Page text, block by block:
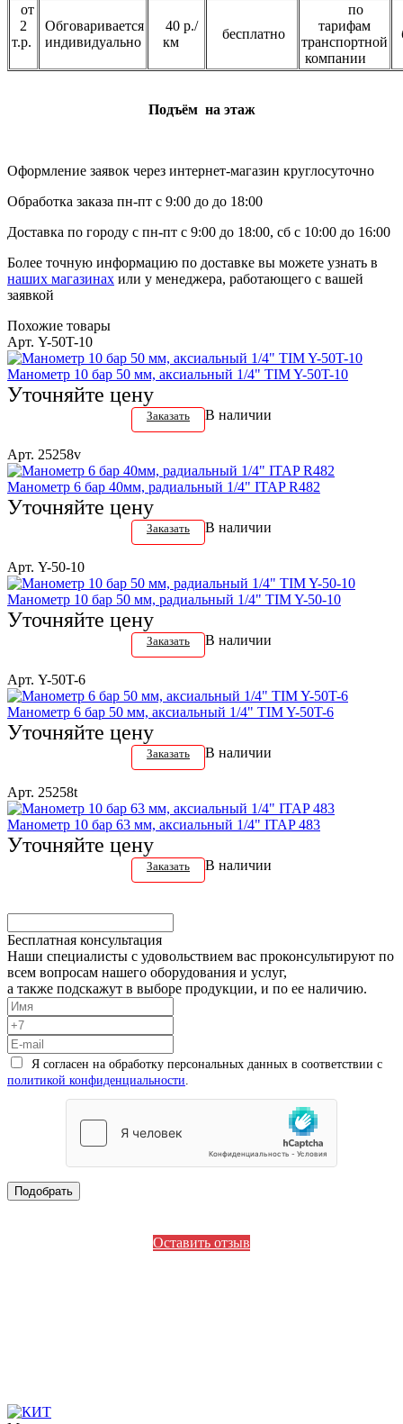
от
2
т.р.
Обговаривается
индивидуально
40 р./
км
бесплатно
по
тарифам
транспортной
компании
Подъём на этаж
Оформление заявок через интернет-магазин круглосуточно
Обработка заказа пн-пт с 9:00 до до 18:00
Доставка по городу с пн-пт с 9:00 до 18:00, сб с 10:00 до 16:00
Более точную информацию по доставке вы можете узнать в
наших магазинах или у менеджера, работающего с вашей
заявкой
Похожие товары
Арт. Y-50T-10
Манометр 10 бар 50 мм, аксиальный 1/4" TIM Y-50T-10
Уточняйте цену
Заказать В наличии
Арт. 25258v
Манометр 6 бар 40мм, радиальный 1/4" ITAP R482
Уточняйте цену
Заказать В наличии
Арт. Y-50-10
Манометр 10 бар 50 мм, радиальный 1/4" TIM Y-50-10
Уточняйте цену
Заказать В наличии
Арт. Y-50T-6
Манометр 6 бар 50 мм, аксиальный 1/4" TIM Y-50T-6
Уточняйте цену
Заказать В наличии
Арт. 25258t
Манометр 10 бар 63 мм, аксиальный 1/4" ITAP 483
Уточняйте цену
Заказать В наличии
Бесплатная консультация
Наши специалисты с удовольствием вас проконсультируют по
всем вопросам нашего оборудования и услуг,
а также подскажут в выборе продукции, и по ее наличию.
Я согласен на обработку персональных данных в соответствии с
политикой конфиденциальности
Оставить отзыв